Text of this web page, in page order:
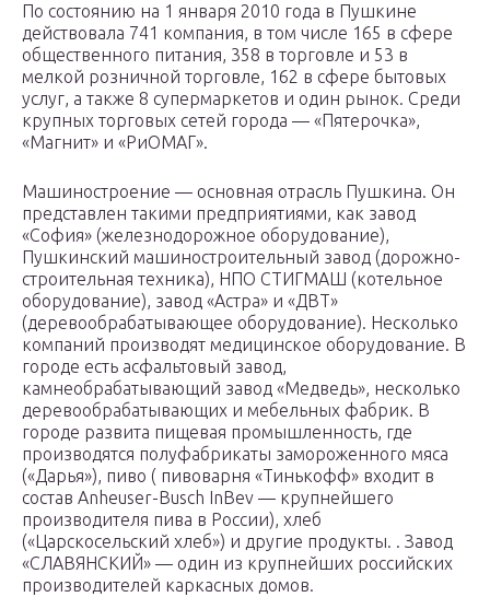
По состоянию на 1 января 2010 года в Пушкине
действовала 741 компания, в том числе 165 в сфере
общественного питания, 358 в торговле и 53 в
мелкой розничной торговле, 162 в сфере бытовых
услуг, а также 8 супермаркетов и один рынок. Среди
крупных торговых сетей города — «Пятерочка»,
«Магнит» и «РиОМАГ».
Машиностроение — основная отрасль Пушкина. Он
представлен такими предприятиями, как завод
«София» (железнодорожное оборудование),
Пушкинский машиностроительный завод (дорожно-
строительная техника), НПО СТИГМАШ (котельное
оборудование), завод «Астра» и «ДВТ»
(деревообрабатывающее оборудование). Несколько
компаний производят медицинское оборудование. В
городе есть асфальтовый завод,
камнеобрабатывающий завод «Медведь», несколько
деревообрабатывающих и мебельных фабрик. В
городе развита пищевая промышленность, где
производятся полуфабрикаты замороженного мяса
(«Дарья»), пиво ( пивоварня «Тинькофф» входит в
состав Anheuser-Busch InBev — крупнейшего
производителя пива в России), хлеб
(«Царскосельский хлеб») и другие продукты. . Завод
«СЛАВЯНСКИЙ» — один из крупнейших российских
производителей каркасных домов.